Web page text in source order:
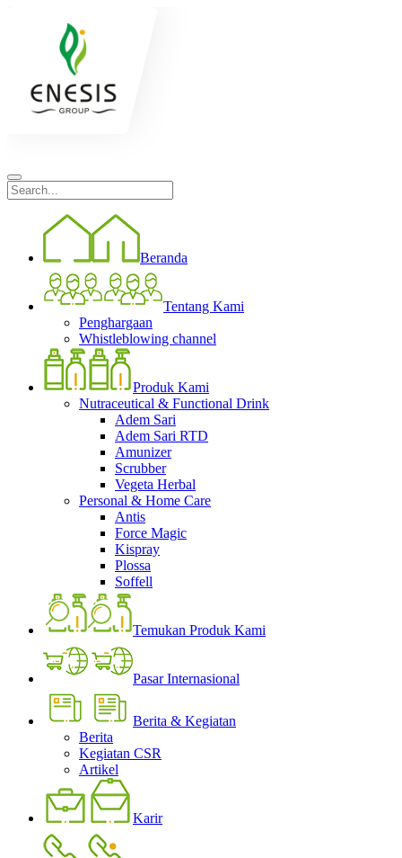
Beranda
Tentang Kami
Penghargaan
Whistleblowing channel
Produk Kami
Nutraceutical & Functional Drink
Adem Sari
Adem Sari RTD
Amunizer
Scrubber
Vegeta Herbal
Personal & Home Care
Antis
Force Magic
Kispray
Plossa
Soffell
Temukan Produk Kami
Pasar Internasional
Berita & Kegiatan
Berita
Kegiatan CSR
Artikel
Karir